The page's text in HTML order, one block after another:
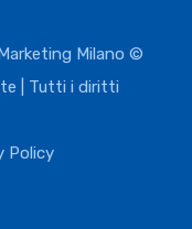
Milano ©
| Tutti i diritti
Policy